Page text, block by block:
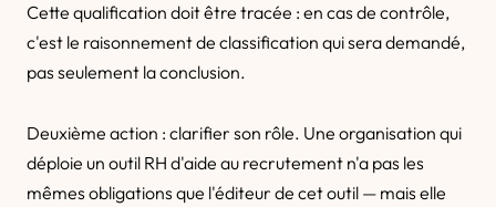
Cette qualification doit être tracée : en cas de contrôle,
c'est le raisonnement de classification qui sera demandé,
pas seulement la conclusion.
Deuxième action : clarifier son rôle. Une organisation qui
déploie un outil RH d'aide au recrutement n'a pas les
mêmes obligations que l'éditeur de cet outil — mais elle